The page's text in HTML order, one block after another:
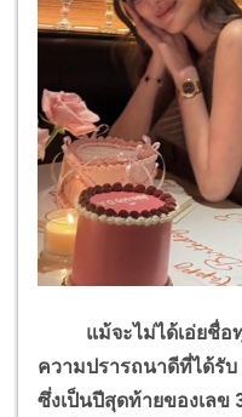
แม้จะไม่ได้เอ่ยชื่อทุ
ความปรารถนาดีที่ได้รับ
ซึ่งเป็นปีสุดท้ายของเลข